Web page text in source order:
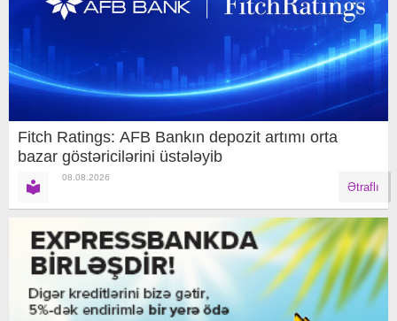
Fitch Ratings: AFB Bankın depozit artımı orta
bazar göstəricilərini üstələyib
08.08.2026
Ətraflı